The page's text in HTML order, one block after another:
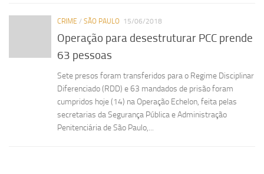
CRIME / SÃO PAULO 15/06/2018
Operação para desestruturar PCC prende
63 pessoas
Sete presos foram transferidos para o Regime Disciplinar
Diferenciado (RDD) e 63 mandados de prisão foram
cumpridos hoje (14) na Operação Echelon, feita pelas
secretarias da Segurança Pública e Administração
Penitenciária de São Paulo,...